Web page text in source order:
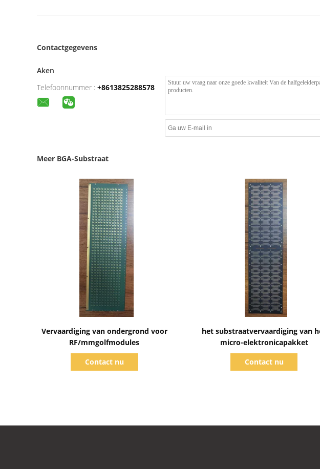
Contactgegevens
Aken
Telefoonnummer : +8613825288578
Meer BGA-Substraat
Vervaardiging van ondergrond voor
RF/mmgolfmodules
Contact nu
het substraatvervaardiging van
micro-elektronicapakket
Contact nu